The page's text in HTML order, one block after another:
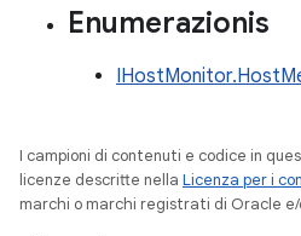
Enumerazionis
I campioni di contenuti e codice in
licenze descritte nella Licenza per i
marchi o marchi registrati di Oracle